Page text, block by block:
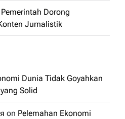
Dorong
Jurnalistik
Dunia Tidak Goyahkan
Solid
on Pelemahan Ekonomi